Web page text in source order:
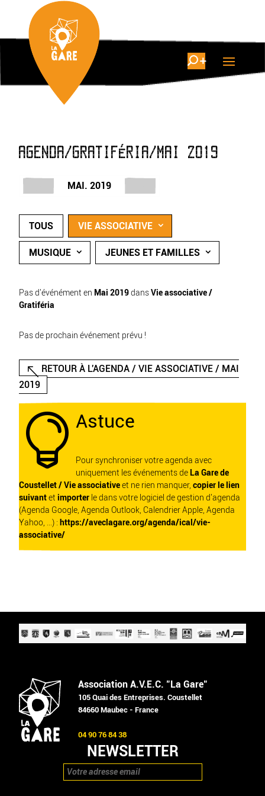
AGENDA/GRATIFÉRIA/MAI 2019
MAI. 2019
TOUS VIE ASSOCIATIVE
MUSIQUE JEUNES ET FAMILLES
Pas d'événément en Mai 2019dansVie associative /
Gratiféria
Pas de prochain événement prévu !
RETOUR À L'AGENDA / VIE ASSOCIATIVE / MAI
2019
 Astuce
Pour synchroniser votre agenda avec
uniquement les événements de La Gare de
Coustellet / Vie associativeet ne rien manquer, copier le lien
suivantet importer le dans votre logiciel de gestion d'agenda
(Agenda Google, Agenda Outlook, Calendrier Apple, Agenda
Yahoo, ...) : https://aveclagare.org/agenda/ical/vie-
associative/
Association A.V.E.C. "La Gare"
105 Quai des Entreprises. Coustellet
84660 Maubec - France
04 90 76 84 38
NEWSLETTER